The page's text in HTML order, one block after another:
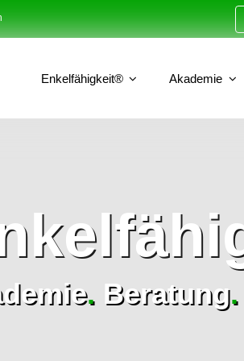
Enkelfähigkeit® Akademie
.Beratung.